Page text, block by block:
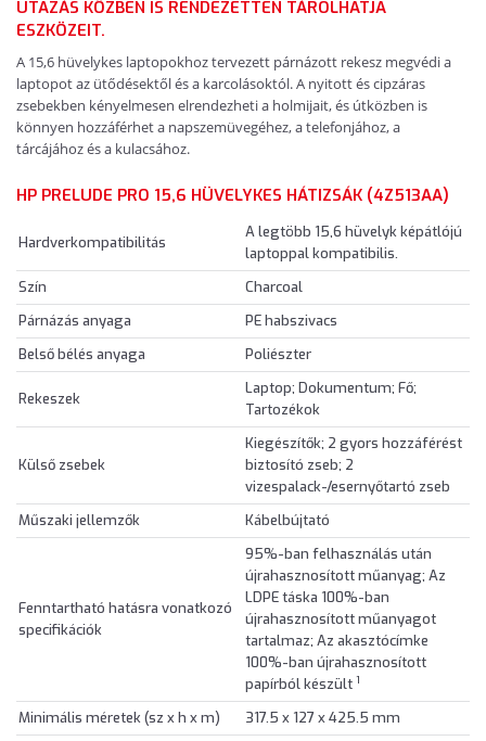
UTAZÁS KÖZBEN IS RENDEZETTEN TÁROLHATJA
ESZKÖZEIT.
A 15,6 hüvelykes laptopokhoz tervezett párnázott rekesz megvédi a
laptopot az ütődésektől és a karcolásoktól. A nyitott és cipzáras
zsebekben kényelmesen elrendezheti a holmijait, és útközben is
könnyen hozzáférhet a napszemüvegéhez, a telefonjához, a
tárcájához és a kulacsához.
HP PRELUDE PRO 15,6 HÜVELYKES HÁTIZSÁK (4Z513AA)
Hardverkompatibilitás
A legtöbb 15,6 hüvelyk képátlójú
laptoppal kompatibilis.
Szín
Charcoal
Párnázás anyaga
PE habszivacs
Belső bélés anyaga
Poliészter
Rekeszek
Laptop; Dokumentum; Fő;
Tartozékok
Külső zsebek
Kiegészítők; 2 gyors hozzáférést
biztosító zseb; 2
vizespalack-/esernyőtartó zseb
Műszaki jellemzők
Kábelbújtató
Fenntartható hatásra vonatkozó
specifikációk
95%-ban felhasználás után
újrahasznosított műanyag; Az
LDPE táska 100%-ban
újrahasznosított műanyagot
tartalmaz; Az akasztócímke
100%-ban újrahasznosított
papírból készült 1
Minimális méretek (sz x h x m)
317.5 x 127 x 425.5 mm